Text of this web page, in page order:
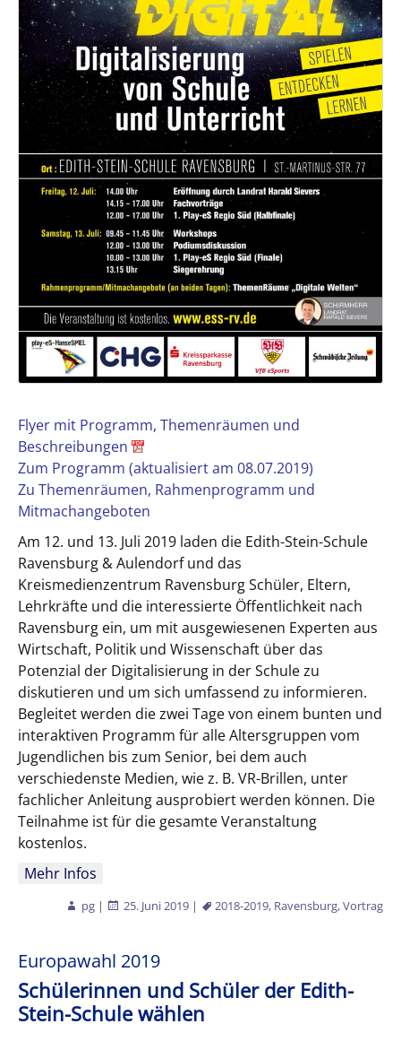
Flyer mit Programm, Themenräumen und
Beschreibungen
Zum Programm (aktualisiert am 08.07.2019)
Zu Themenräumen, Rahmenprogramm und
Mitmachangeboten
Am 12. und 13. Juli 2019 laden die Edith-Stein-Schule
Ravensburg & Aulendorf und das
Kreismedienzentrum Ravensburg Schüler, Eltern,
Lehrkräfte und die interessierte Öffentlichkeit nach
Ravensburg ein, um mit ausgewiesenen Experten aus
Wirtschaft, Politik und Wissenschaft über das
Potenzial der Digitalisierung in der Schule zu
diskutieren und um sich umfassend zu informieren.
Begleitet werden die zwei Tage von einem bunten und
interaktiven Programm für alle Altersgruppen vom
Jugendlichen bis zum Senior, bei dem auch
verschiedenste Medien, wie z. B. VR-Brillen, unter
fachlicher Anleitung ausprobiert werden können. Die
Teilnahme ist für die gesamte Veranstaltung
kostenlos.
Mehr Infos
pg | 25. Juni 2019 | 2018-2019, Ravensburg,Vortrag
Europawahl 2019
Schülerinnen und Schüler der Edith-
Stein-Schule wählen